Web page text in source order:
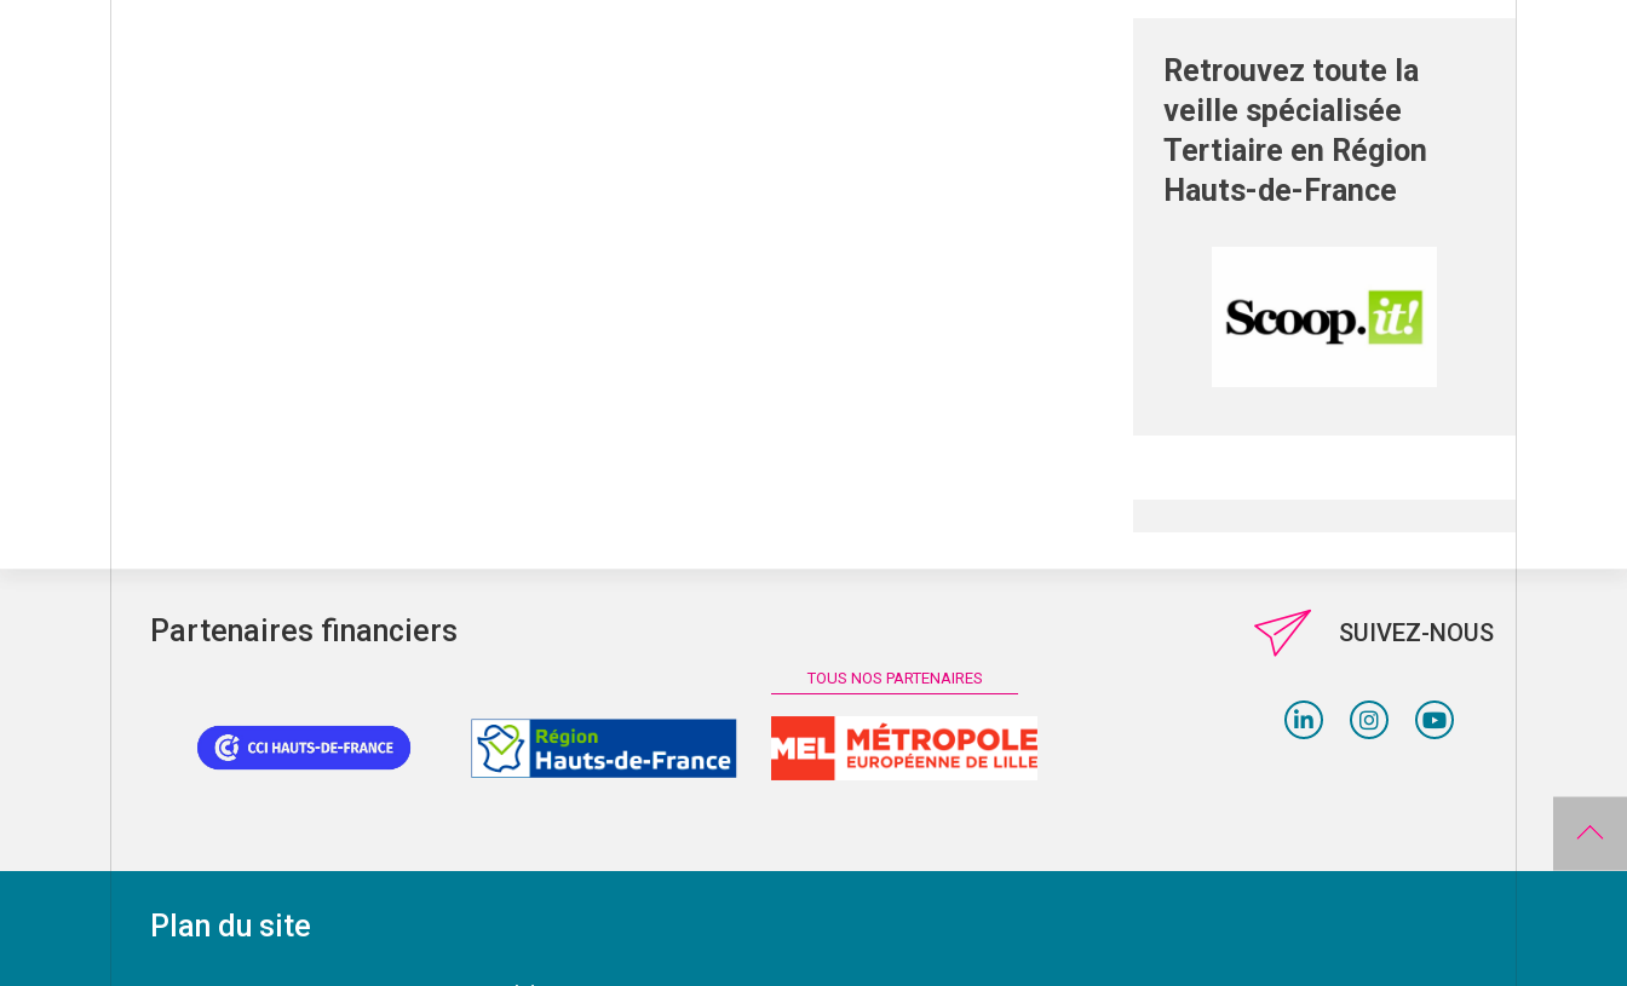
Retrouvez toute la
veille spécialisée
Tertiaire en Région
Hauts-de-France
Partenaires financiers
TOUS NOS PARTENAIRES
SUIVEZ-NOUS
Plan du site